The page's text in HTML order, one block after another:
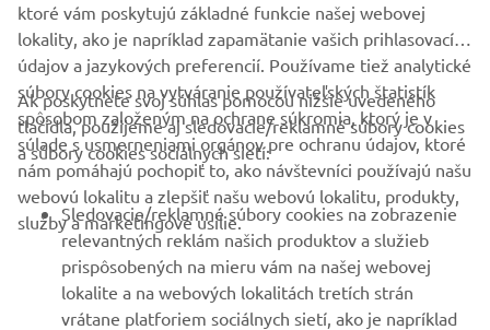
FIREMNÉ STRÁNKY
B2B
VIAC YAMAHA
PODPORA
ktoré vám poskytujú základné funkcie našej webovej
lokality, ako je napríklad zapamätanie vašich prihlasovacích
údajov a jazykových preferencií. Používame tiež analytické
súbory cookies na vytváranie používateľských štatistík
spôsobom založeným na ochrane súkromia, ktorý je v
súlade s usmerneniami orgánov pre ochranu údajov, ktoré
nám pomáhajú pochopiť to, ako návštevníci používajú našu
webovú lokalitu a zlepšiť našu webovú lokalitu, produkty,
služby a marketingové úsilie.
Ak poskytnete svoj súhlas pomocou nižšie uvedeného
tlačidla, použijeme aj sledovacie/reklamné súbory cookies
a súbory cookies sociálnych sietí:
Sledovacie/reklamné súbory cookies na zobrazenie
relevantných reklám našich produktov a služieb
prispôsobených na mieru vám na našej webovej
lokalite a na webových lokalitách tretích strán
vrátane platforiem sociálnych sietí, ako je napríklad